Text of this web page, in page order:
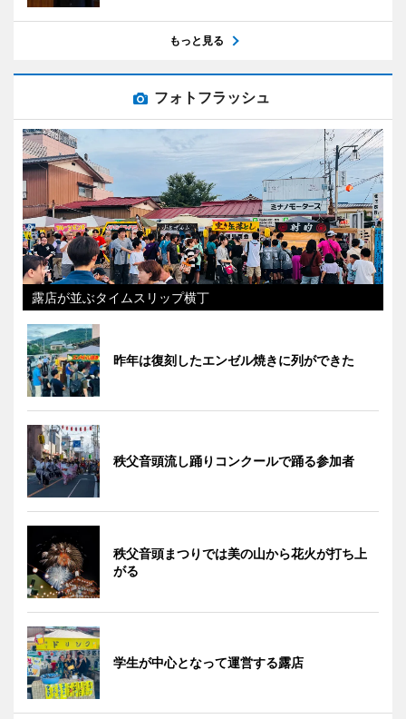
もっと見る
フォトフラッシュ
露店が並ぶタイムスリップ横丁
昨年は復刻したエンゼル焼きに列ができた
秩父音頭流し踊りコンクールで踊る参加者
秩父音頭まつりでは美の山から花火が打ち上
がる
学生が中心となって運営する露店